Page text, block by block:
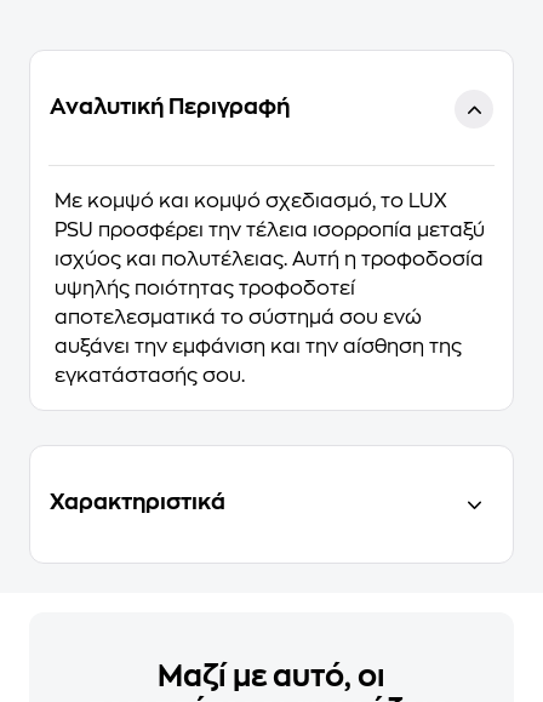
Αναλυτική Περιγραφή
Με κομψό και κομψό σχεδιασμό, το LUX
PSU προσφέρει την τέλεια ισορροπία μεταξύ
ισχύος και πολυτέλειας. Αυτή η τροφοδοσία
υψηλής ποιότητας τροφοδοτεί
αποτελεσματικά το σύστημά σου ενώ
αυξάνει την εμφάνιση και την αίσθηση της
εγκατάστασής σου.
Χαρακτηριστικά
Μαζί με αυτό, οι